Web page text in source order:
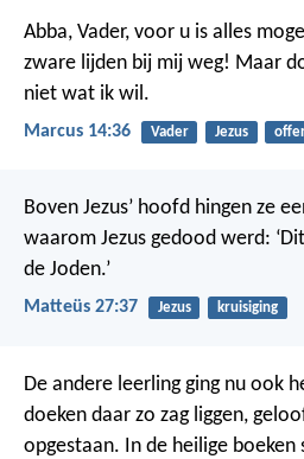
Abba, Vader, voor u is alles
zware lijden bij mij weg! Maar
niet wat ik wil.
Marcus 14:36 Vader Jezus
Boven Jezus’ hoofd hingen ze
waarom Jezus gedood werd:
de Joden.’
Matteüs 27:37 Jezus kruisiging
De andere leerling ging nu ook
doeken daar zo zag liggen,
opgestaan. In de heilige boeken